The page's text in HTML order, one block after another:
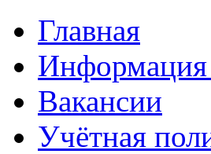
Главная
Вакансии
Учётная